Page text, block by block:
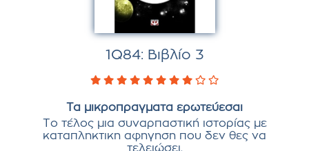
1Q84: Βιβλίο 3
Τα μικροπραγματα ερωτεύεσαι
Το τέλος μια συναρπαστική ιστορίας με
καταπληκτικη αφηγηση που δεν θες να
τελειώσει.